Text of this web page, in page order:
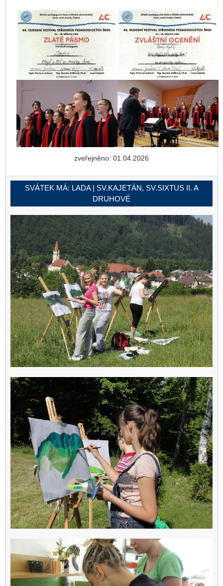
zveřejněno: 01.04.2026
SVÁTEK MÁ: LADA | SV.KAJETÁN, SV.SIXTUS II. A
DRUHOVÉ